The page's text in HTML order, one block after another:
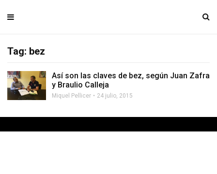
Tag: bez
Así son las claves de bez, según Juan Zafra
y Braulio Calleja
Miquel Pellicer 24 julio, 2015